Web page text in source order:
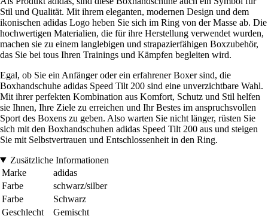
Stil und Qualität. Mit ihrem eleganten, modernen Design und dem
ikonischen adidas Logo heben Sie sich im Ring von der Masse ab. Die
hochwertigen Materialien, die für ihre Herstellung verwendet wurden,
machen sie zu einem langlebigen und strapazierfähigen Boxzubehör,
das Sie bei tous Ihren Trainings und Kämpfen begleiten wird.
Egal, ob Sie ein Anfänger oder ein erfahrener Boxer sind, die
Boxhandschuhe adidas Speed Tilt 200 sind eine unverzichtbare Wahl.
Mit ihrer perfekten Kombination aus Komfort, Schutz und Stil helfen
sie Ihnen, Ihre Ziele zu erreichen und Ihr Bestes im anspruchsvollen
Sport des Boxens zu geben. Also warten Sie nicht länger, rüsten Sie
sich mit den Boxhandschuhen adidas Speed Tilt 200 aus und steigen
Sie mit Selbstvertrauen und Entschlossenheit in den Ring.
Zusätzliche Informationen
Marke
adidas
Farbe
schwarz/silber
Farbe
Schwarz
Geschlecht
Gemischt